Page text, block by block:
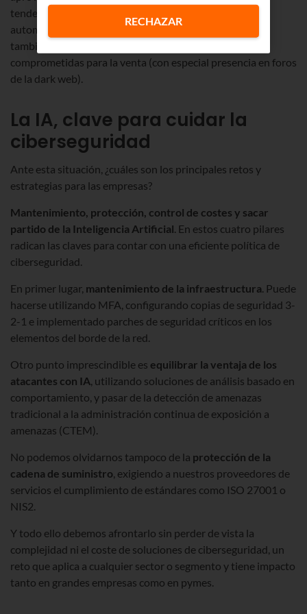
tendencia al aumento de la explotación rápida y
automatizada tras la divulgación de vulnerabilidades y
también un crecimiento del 42 % en las credenciales
comprometidas para la venta (con especial presencia en foros
de la dark web).
La IA, clave para cuidar la
ciberseguridad
Ante esta situación, ¿cuáles son los principales retos y
estrategias para las empresas?
Mantenimiento, protección, control de costes y sacar
partido de la Inteligencia Artificial. En estos cuatro pilares
radican las claves para contar con una eficiente política de
ciberseguridad.
En primer lugar, mantenimiento de la infraestructura. Puede
hacerse utilizando MFA, configurando copias de seguridad 3-
2-1 e implementado parches de seguridad críticos en los
elementos del borde de la red.
Otro punto imprescindible es equilibrar la ventaja de los
atacantes con IA, utilizando soluciones de análisis basado en
comportamiento, y pasar de la detección de amenazas
tradicional a la administración continua de exposición a
amenazas (CTEM).
No podemos olvidarnos tampoco de la protección de la
cadena de suministro, exigiendo a nuestros proveedores de
servicios el cumplimiento de estándares como ISO 27001 o
NIS2.
Y todo ello debemos afrontarlo sin perder de vista la
complejidad ni el coste de soluciones de ciberseguridad, un
reto que aplica a cualquier sector o segmento y tiene impacto
tanto en grandes empresas como en pymes.
RECHAZAR